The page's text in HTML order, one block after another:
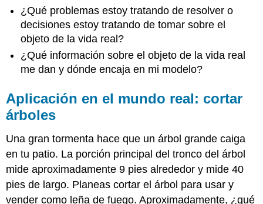
¿Qué problemas estoy tratando de resolver o
decisiones estoy tratando de tomar sobre el
objeto de la vida real?
¿Qué información sobre el objeto de la vida real
me dan y dónde encaja en mi modelo?
Aplicación en el mundo real: cortar
árboles
Una gran tormenta hace que un árbol grande caiga
en tu patio. La porción principal del tronco del árbol
mide aproximadamente 9 pies alrededor y mide 40
pies de largo. Planeas cortar el árbol para usar y
vender como leña de fuego. Aproximadamente, ¿qué